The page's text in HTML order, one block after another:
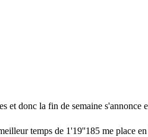
donc la fin de semaine s'annonce
temps de 1'19''185 me place